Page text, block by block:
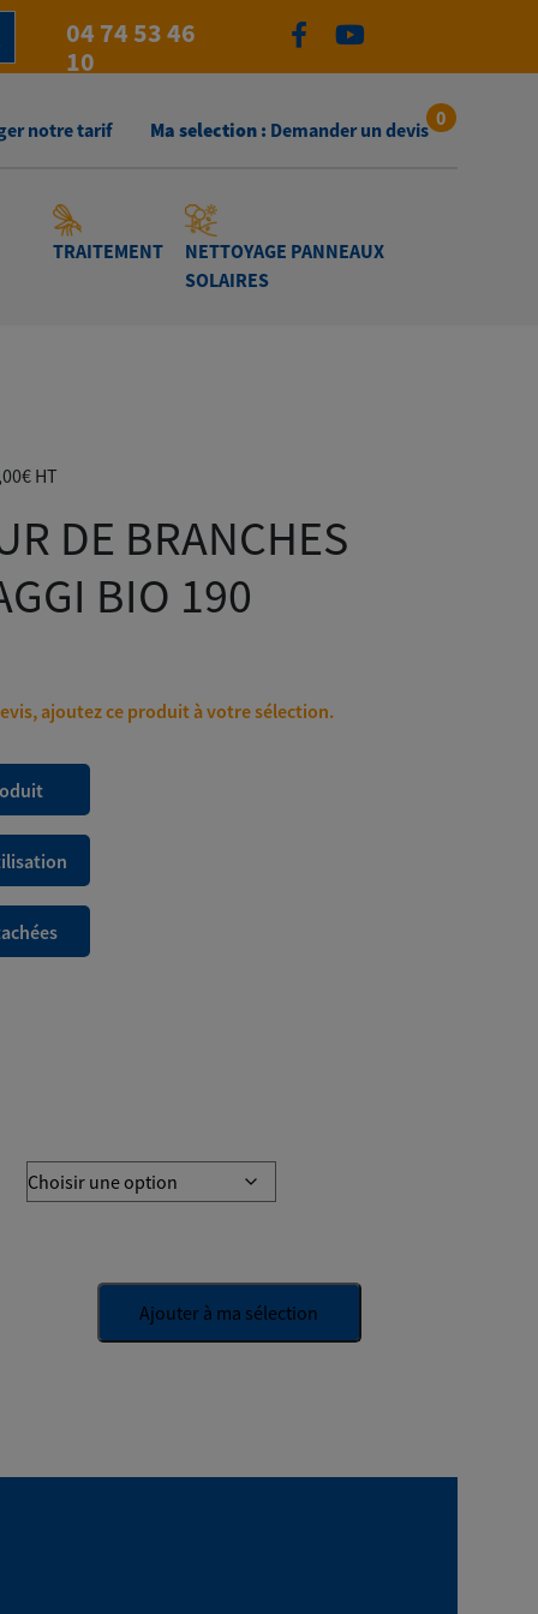
04 74 53 46
10
notre tarif Ma selection : Demander un devis 0
TRAITEMENT
NETTOYAGE PANNEAUX
SOLAIRES
€Plage
prix :
8
240,00€
à
HT
DE BRANCHES
BIO 190
ajoutez ce produit à votre sélection.
Ajouter à ma sélection